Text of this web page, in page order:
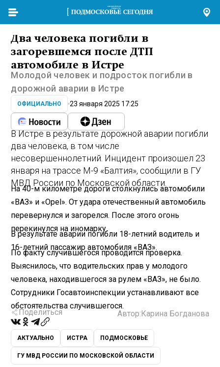
Два человека погибли в
загоревшемся после ДТП
автомобиле в Истре
Молодой человек и подросток погибли в
дорожной аварии в Истре
ОФИЦИАЛЬНО 23 января 2025 17:25
В Истре в результате дорожной аварии погибли
два человека, в том числе
несовершеннолетний. Инцидент произошел 23
января на трассе М-9 «Балтия», сообщили в ГУ
МВД России по Московской области.
На 40-м километре дороги столкнулись автомобили
«ВАЗ» и «Opel». От удара отечественный автомобиль
перевернулся и загорелся. После этого огонь
перекинулся на иномарку.
В результате аварии погибли 18-летний водитель и
16-летний пассажир автомобиля «ВАЗ».
По факту случившегося проводится проверка.
Выяснилось, что водительских прав у молодого
человека, находившегося за рулем «ВАЗ», не было.
Сотрудники Госавтоинспекции устанавливают все
обстоятельства случившегося.
Поделиться Автор: Карина Богданова
АКТУАЛЬНО ИСТРА ПОДМОСКОВЬЕ
ГУ МВД РОССИИ ПО МОСКОВСКОЙ ОБЛАСТИ